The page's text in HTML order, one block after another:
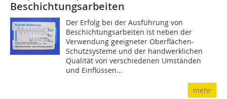
Beschichtungsarbeiten
Der Erfolg bei der Ausführung von
Beschichtungsarbeiten ist neben der
Verwendung geeigneter Oberflächen-
Schutzsysteme und der handwerklichen
Qualität von verschiedenen Umständen
und Einflüssen...
mehr